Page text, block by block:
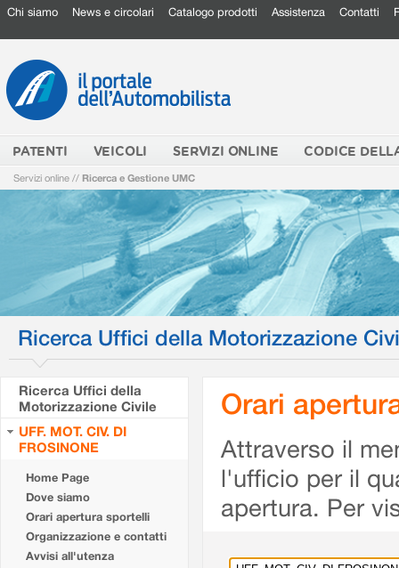
Chi siamo News e circolari Catalogo prodotti Assistenza Contatti
PATENTI VEICOLI SERVIZI ONLINE CODICE
Servizi online // Ricerca e Gestione UMC
Ricerca Uffici della Motorizzazione
Ricerca Uffici della
Motorizzazione Civile
UFF. MOT. CIV. DI
FROSINONE
Home Page
Dove siamo
Orari apertura sportelli
Organizzazione e contatti
Avvisi all'utenza
Orari
Attraverso il
l'ufficio per il
apertura. Per